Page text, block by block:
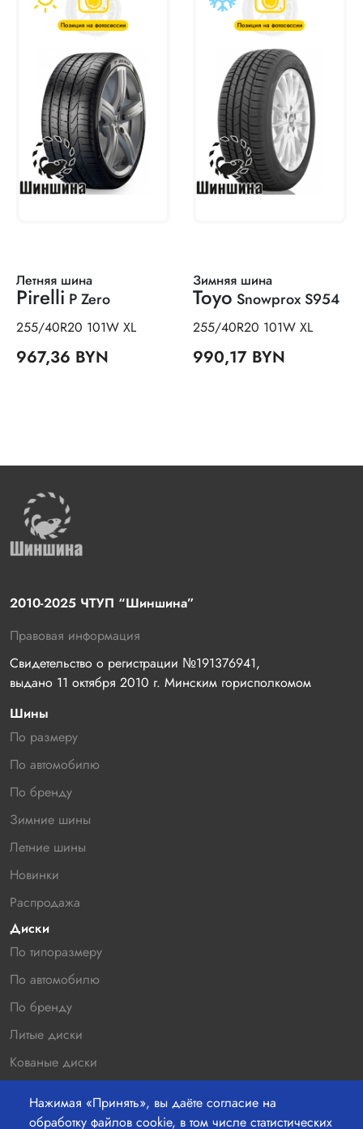
Летняя шина
Pirelli P Zero
255/40R20 101W XL
967,36 BYN
Зимняя шина
Toyo Snowprox S954
255/40R20 101W XL
990,17 BYN
Нажимая «Принять», вы даёте согласие на
обработку файлов cookie, в том числе статистических
2010-2025 ЧТУП “Шиншина”
Правовая информация
Свидетельство о регистрации №191376941,
выдано 11 октября 2010 г. Минским горисполкомом
Шины
По размеру
По автомобилю
По бренду
Зимние шины
Летние шины
Новинки
Распродажа
Диски
По типоразмеру
По автомобилю
По бренду
Литые диски
Кованые диски
Распродажа